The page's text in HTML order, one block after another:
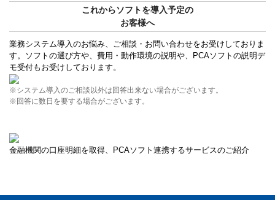
これからソフトを導入予定の
お客様へ
業務システム導入のお悩み、ご相談・お問い合わせをお受けしておりま
す。ソフトの選び方や、費用・動作環境の説明や、PCAソフトの説明デ
モ受付もお受けしております。
※システム導入のご相談以外は回答出来ない場合がございます。
※回答に数日を要する場合がございます。
金融機関の口座明細を取得、PCAソフト連携するサービスのご紹介